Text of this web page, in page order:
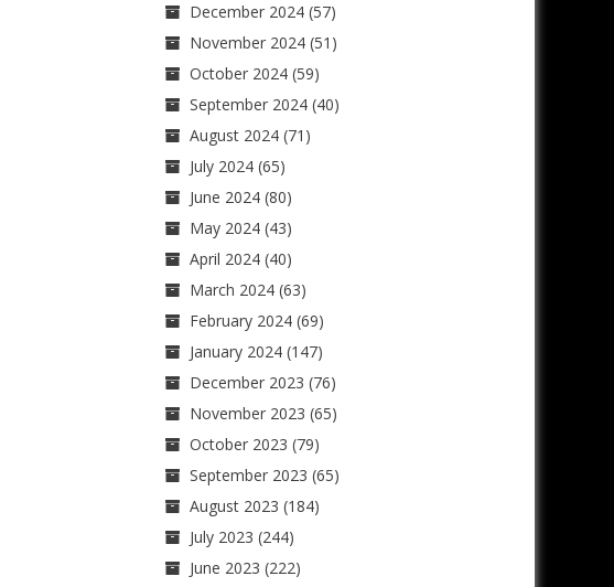
December 2024(57)
November 2024(51)
October 2024(59)
September 2024(40)
August 2024(71)
July 2024(65)
June 2024(80)
May 2024(43)
April 2024(40)
March 2024(63)
February 2024(69)
January 2024(147)
December 2023 (76)
November 2023 (65)
October 2023 (79)
September 2023 (65)
August 2023 (184)
July 2023 (244)
June 2023 (222)